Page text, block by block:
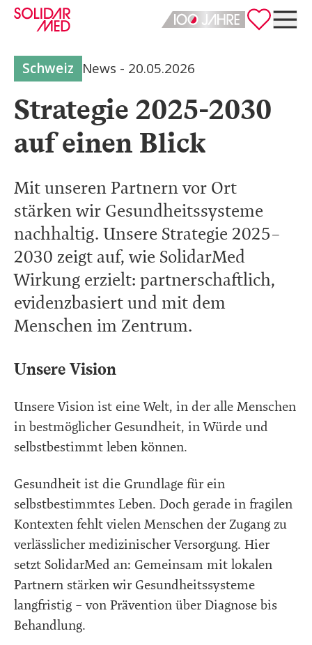
Deutsch
Schweiz News - 20.05.2026
Strategie 2025-2030
auf einen Blick
Mit unseren Partnern vor Ort
stärken wir Gesundheitssysteme
nachhaltig. Unsere Strategie 2025–
2030 zeigt auf, wie SolidarMed
Wirkung erzielt: partnerschaftlich,
evidenzbasiert und mit dem
Menschen im Zentrum.
Unsere Vision
Unsere Vision ist eine Welt, in der alle Menschen
in bestmöglicher Gesundheit, in Würde und
selbstbestimmt leben können.
Gesundheit ist die Grundlage für ein
selbstbestimmtes Leben. Doch gerade in fragilen
Kontexten fehlt vielen Menschen der Zugang zu
verlässlicher medizinischer Versorgung. Hier
setzt SolidarMed an: Gemeinsam mit lokalen
Partnern stärken wir Gesundheitssysteme
langfristig – von Prävention über Diagnose bis
Behandlung.